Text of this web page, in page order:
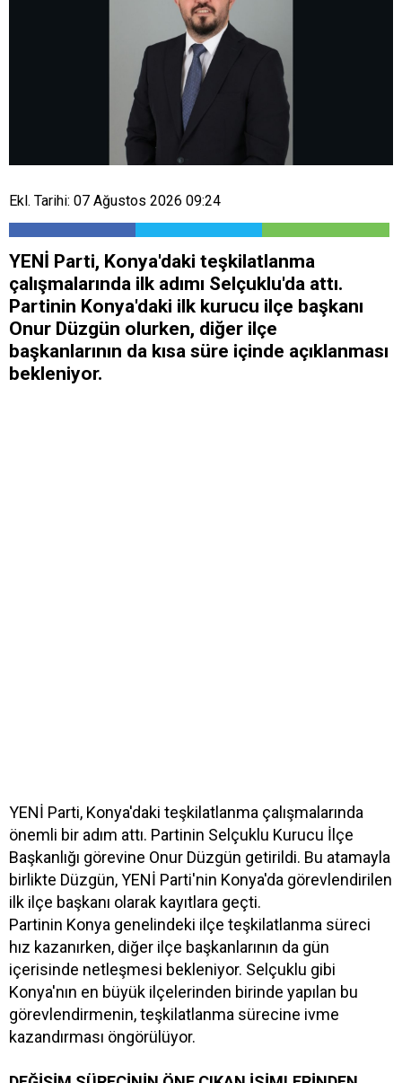
Ekl. Tarihi: 07 Ağustos 2026 09:24
YENİ Parti, Konya'daki teşkilatlanma
çalışmalarında ilk adımı Selçuklu'da attı.
Partinin Konya'daki ilk kurucu ilçe başkanı
Onur Düzgün olurken, diğer ilçe
başkanlarının da kısa süre içinde açıklanması
bekleniyor.
YENİ Parti, Konya'daki teşkilatlanma çalışmalarında
önemli bir adım attı. Partinin Selçuklu Kurucu İlçe
Başkanlığı görevine Onur Düzgün getirildi. Bu atamayla
birlikte Düzgün, YENİ Parti'nin Konya'da görevlendirilen
ilk ilçe başkanı olarak kayıtlara geçti.
Partinin Konya genelindeki ilçe teşkilatlanma süreci
hız kazanırken, diğer ilçe başkanlarının da gün
içerisinde netleşmesi bekleniyor. Selçuklu gibi
Konya'nın en büyük ilçelerinden birinde yapılan bu
görevlendirmenin, teşkilatlanma sürecine ivme
kazandırması öngörülüyor.